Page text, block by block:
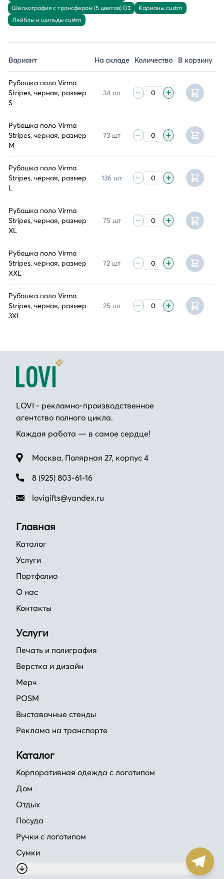
Шелкография с трансфером (5 цветов) D3
Карманы custm
Лейблы и шильды custm
Вариант На складе Количество В корзину
Рубашка поло Virma
Stripes, черная, размер
S
34 шт
Рубашка поло Virma
Stripes, черная, размер
M
73 шт
Рубашка поло Virma
Stripes, черная, размер
L
136 шт
Рубашка поло Virma
Stripes, черная, размер
XL
75 шт
Рубашка поло Virma
Stripes, черная, размер
XXL
72 шт
Рубашка поло Virma
Stripes, черная, размер
3XL
25 шт
LOVI - рекламно-производственное
агентство полного цикла.
Каждая работа — в самое сердце!
Москва, Полярная 27, корпус 4
8 (925) 803-61-16
lovigifts@yandex.ru
Главная
Каталог
Услуги
Портфолио
О нас
Контакты
Услуги
Печать и полиграфия
Верстка и дизайн
Мерч
POSM
Выставочные стенды
Реклама на транспорте
Каталог
Корпоративная одежда с логотипом
Дом
Отдых
Посуда
Ручки с логотипом
Сумки